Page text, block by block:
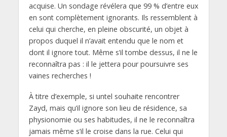
acquise. Un sondage révélera que 99 % d’entre eux
en sont complètement ignorants. Ils ressemblent à
celui qui cherche, en pleine obscurité, un objet à
propos duquel il n’avait entendu que le nom et
dont il ignore tout. Même s’il tombe dessus, il ne le
reconnaîtra pas : il le jettera pour poursuivre ses
vaines recherches !
À titre d’exemple, si untel souhaite rencontrer
Zayd, mais qu’il ignore son lieu de résidence, sa
physionomie ou ses habitudes, il ne le reconnaîtra
jamais même s’il le croise dans la rue. Celui qui